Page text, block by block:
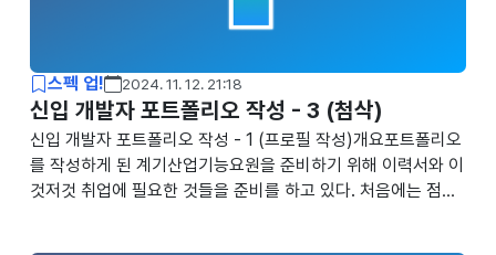
는 촌스럽다", "피그마는 배보다 배꼽이 더 크다" 등등. 그래서
이번 기회..
스펙 업!
2024. 11. 12. 21:18
신입 개발자 포트폴리오 작성 - 3 (첨삭)
신입 개발자 포트폴리오 작성 - 1 (프로필 작성)개요포트폴리오
를 작성하게 된 계기산업기능요원을 준비하기 위해 이력서와 이
것저것 취업에 필요한 것들을 준비를 하고 있다. 처음에는 점핏